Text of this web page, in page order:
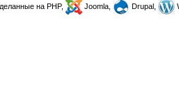
на PHP, Joomla, Drupal,